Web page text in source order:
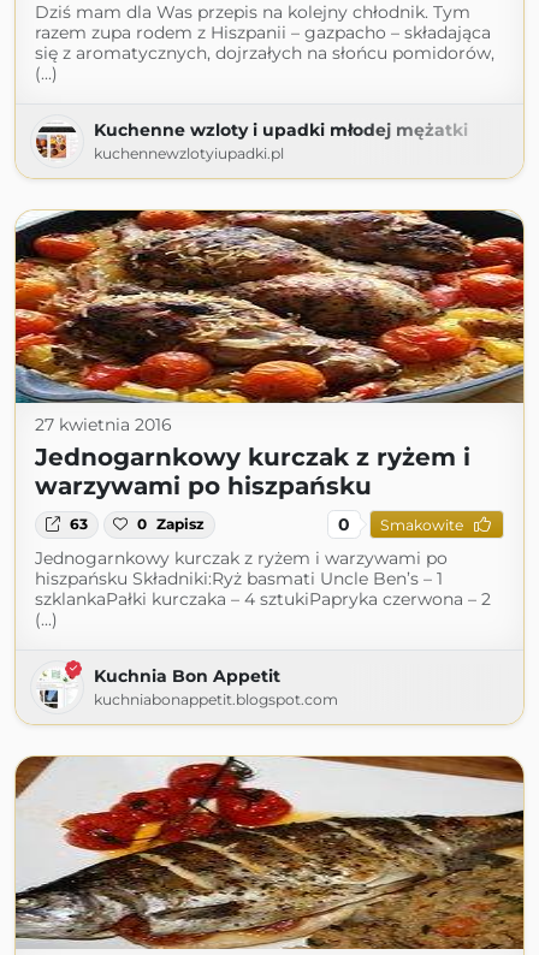
Dziś mam dla Was przepis na kolejny chłodnik. Tym
razem zupa rodem z Hiszpanii – gazpacho – składająca
się z aromatycznych, dojrzałych na słońcu pomidorów,
(...)
Kuchenne wzloty i upadki młodej mężatki
kuchennewzlotyiupadki.pl
27 kwietnia 2016
Jednogarnkowy kurczak z ryżem i
warzywami po hiszpańsku
63 0 Zapisz 0 Smakowite
Jednogarnkowy kurczak z ryżem i warzywami po
hiszpańsku Składniki:Ryż basmati Uncle Ben’s – 1
szklankaPałki kurczaka – 4 sztukiPapryka czerwona – 2
(...)
Kuchnia Bon Appetit
kuchniabonappetit.blogspot.com